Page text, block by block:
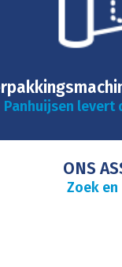
Panhuijsen levert
ONS
Zoek